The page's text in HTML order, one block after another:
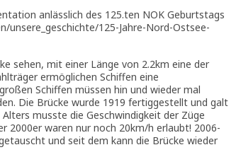
anlässlich des 125.ten NOK Geburtstags
unsere_geschichte/125-Jahre-Nord-Ostsee-
sehen, mit einer Länge von 2.2km eine der
ermöglichen Schiffen eine
Schiffen müssen hin und wieder mal
Die Brücke wurde 1919 fertiggestellt und galt
musste die Geschwindigkeit der Züge
2000er waren nur noch 20km/h erlaubt! 2006-
und seit dem kann die Brücke wieder